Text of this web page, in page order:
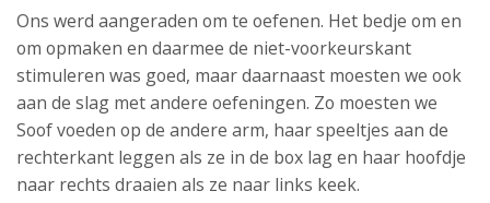
Ons werd aangeraden om te oefenen. Het bedje om en
om opmaken en daarmee de niet-voorkeurskant
stimuleren was goed, maar daarnaast moesten we ook
aan de slag met andere oefeningen. Zo moesten we
Soof voeden op de andere arm, haar speeltjes aan de
rechterkant leggen als ze in de box lag en haar hoofdje
naar rechts draaien als ze naar links keek.